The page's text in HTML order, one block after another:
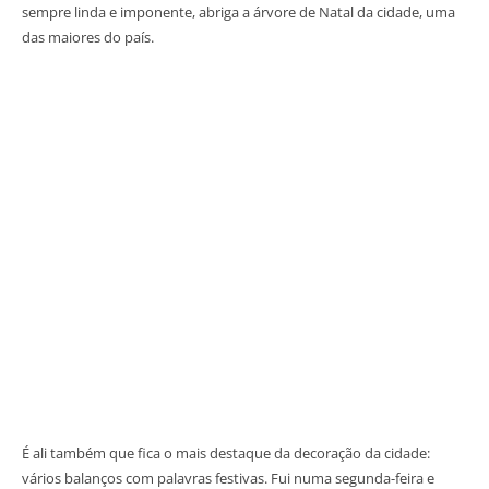
sempre linda e imponente, abriga a árvore de Natal da cidade, uma
das maiores do país.
É ali também que fica o mais destaque da decoração da cidade:
vários balanços com palavras festivas. Fui numa segunda-feira e